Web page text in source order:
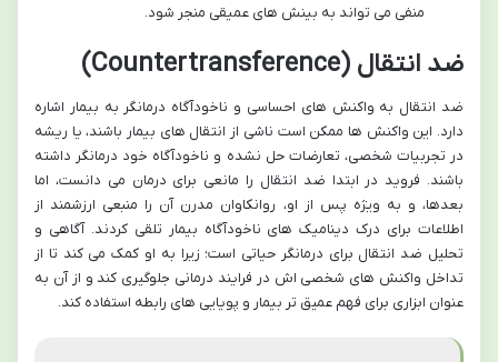
منفی می تواند به بینش های عمیقی منجر شود.
ضد انتقال (Countertransference)
ضد انتقال به واکنش های احساسی و ناخودآگاه درمانگر به بیمار اشاره
دارد. این واکنش ها ممکن است ناشی از انتقال های بیمار باشند، یا ریشه
در تجربیات شخصی، تعارضات حل نشده و ناخودآگاه خود درمانگر داشته
باشند. فروید در ابتدا ضد انتقال را مانعی برای درمان می دانست، اما
بعدها، و به ویژه پس از او، روانکاوان مدرن آن را منبعی ارزشمند از
اطلاعات برای درک دینامیک های ناخودآگاه بیمار تلقی کردند. آگاهی و
تحلیل ضد انتقال برای درمانگر حیاتی است؛ زیرا به او کمک می کند تا از
تداخل واکنش های شخصی اش در فرایند درمانی جلوگیری کند و از آن به
عنوان ابزاری برای فهم عمیق تر بیمار و پویایی های رابطه استفاده کند.